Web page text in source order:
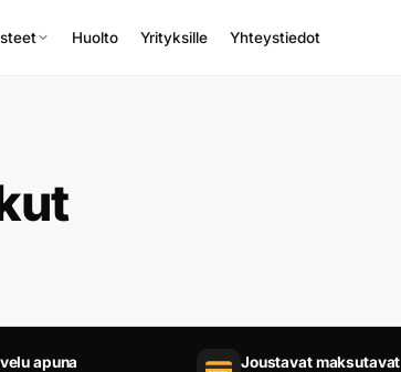
Huolto Yrityksille Yhteystiedot
apuna Joustavat maksutavat